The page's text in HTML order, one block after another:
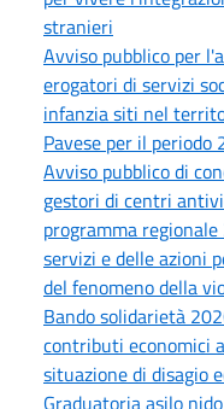
stranieri
Avviso pubblico per
erogatori di servizi
infanzia siti nel
Pavese per il
Avviso pubblico di
gestori di centri
programma
servizi e delle azioni
del fenomeno della
Bando solidarietà
contributi economici
situazione di disagio
Graduatoria asilo